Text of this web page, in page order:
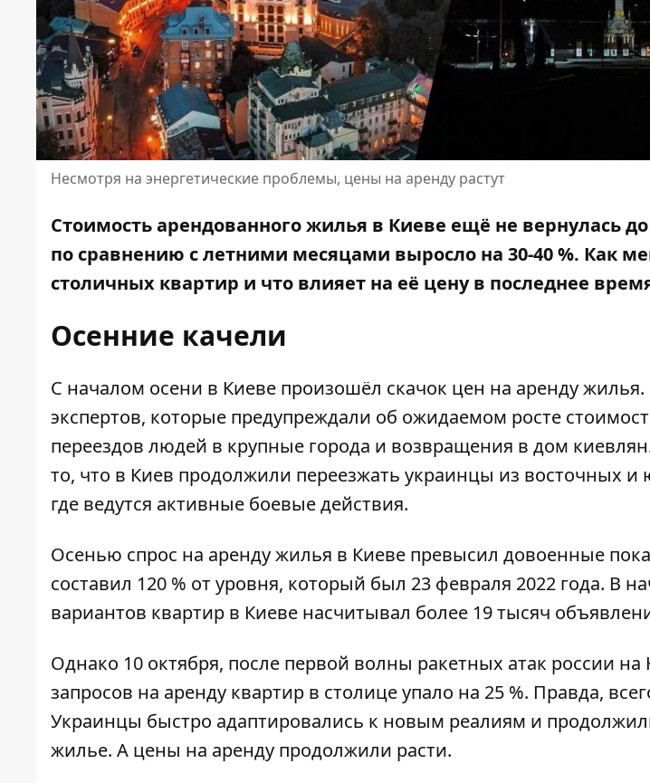
Несмотря на энергетические проблемы, цены на аренду растут
Стоимость арендованного жилья в Киеве ещё не вернулась
по сравнению с летними месяцами выросло на 30-40 %. Как
столичных квартир и что влияет на её цену в последнее
Осенние качели
С началом осени в Киеве произошёл скачок цен на аренду
экспертов, которые предупреждали об ожидаемом росте
переездов людей в крупные города и возвращения в дом
то, что в Киев продолжили переезжать украинцы из восточных
где ведутся активные боевые действия.
Осенью спрос на аренду жилья в Киеве превысил довоенные
составил 120 % от уровня, который был 23 февраля 2022 года. В
вариантов квартир в Киеве насчитывал более 19 тысяч
Однако 10 октября, после первой волны ракетных атак россии на
запросов на аренду квартир в столице упало на 25 %. Правда,
Украинцы быстро адаптировались к новым реалиям и
жилье. А цены на аренду продолжили расти.